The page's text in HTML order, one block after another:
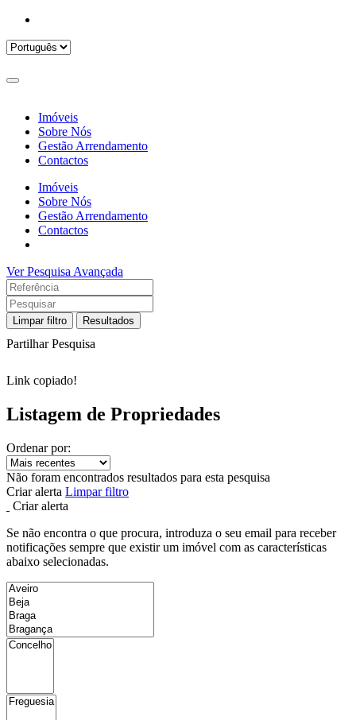
Imóveis
Sobre Nós
Gestão Arrendamento
Contactos
Imóveis
Sobre Nós
Gestão Arrendamento
Contactos
Ver Pesquisa Avançada
Limpar filtro Resultados
Partilhar Pesquisa
Link copiado!
Listagem de Propriedades
Ordenar por:
Não foram encontrados resultados para esta pesquisa
Criar alerta Limpar filtro
Criar alerta
Se não encontra o que procura, introduza o seu email para receber
notificações sempre que existir um imóvel com as características
abaixo selecionadas.